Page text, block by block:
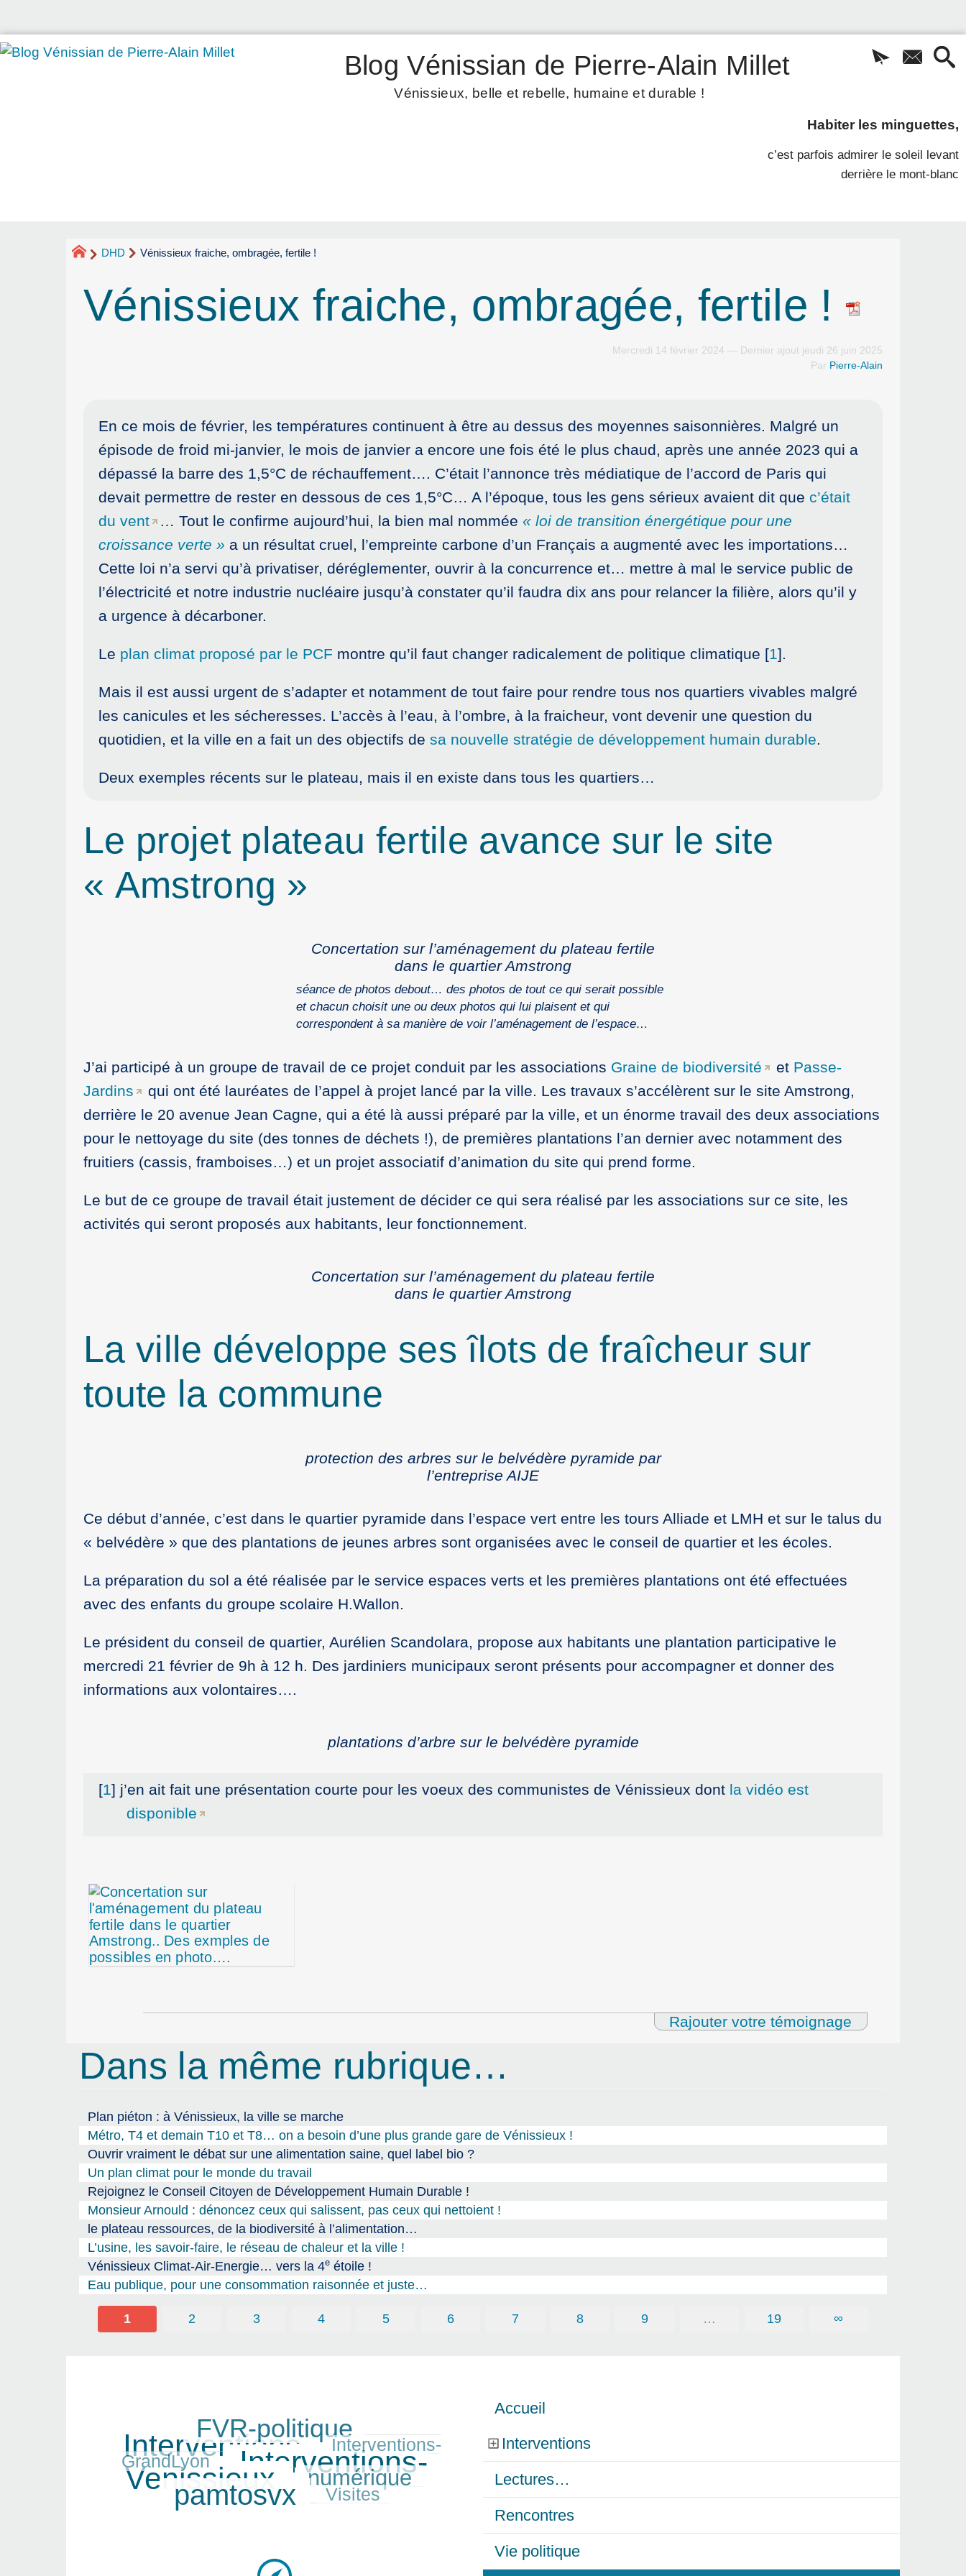
Blog Vénissian de Pierre-Alain Millet
Vénissieux, belle et rebelle, humaine et durable !
Habiter les minguettes,
c’est parfois admirer le soleil levant
derrière le mont-blanc
DHD Vénissieux fraiche, ombragée, fertile !
Vénissieux fraiche, ombragée, fertile !
Mercredi 14 février 2024 — Dernier ajout jeudi 26 juin 2025
Par Pierre-Alain
En ce mois de février, les températures continuent à être au dessus des moyennes saisonnières. Malgré un
épisode de froid mi-janvier, le mois de janvier a encore une fois été le plus chaud, après une année 2023 qui a
dépassé la barre des 1,5°C de réchauffement…. C’était l’annonce très médiatique de l’accord de Paris qui
devait permettre de rester en dessous de ces 1,5°C… A l’époque, tous les gens sérieux avaient dit que c’était
du vent
… Tout le confirme aujourd’hui, la bien mal nommée « loi de transition énergétique pour une
croissance verte » a un résultat cruel, l’empreinte carbone d’un Français a augmenté avec les importations…
Cette loi n’a servi qu’à privatiser, déréglementer, ouvrir à la concurrence et… mettre à mal le service public de
l’électricité et notre industrie nucléaire jusqu’à constater qu’il faudra dix ans pour relancer la filière, alors qu’il y
a urgence à décarboner.
Le plan climat proposé par le PCF montre qu’il faut changer radicalement de politique climatique [1].
Mais il est aussi urgent de s’adapter et notamment de tout faire pour rendre tous nos quartiers vivables malgré
les canicules et les sécheresses. L’accès à l’eau, à l’ombre, à la fraicheur, vont devenir une question du
quotidien, et la ville en a fait un des objectifs de sa nouvelle stratégie de développement humain durable.
Deux exemples récents sur le plateau, mais il en existe dans tous les quartiers…
Le projet plateau fertile avance sur le site
« Amstrong »
Concertation sur l’aménagement du plateau fertile
dans le quartier Amstrong
séance de photos debout… des photos de tout ce qui serait possible
et chacun choisit une ou deux photos qui lui plaisent et qui
correspondent à sa manière de voir l’aménagement de l’espace…
J’ai participé à un groupe de travail de ce projet conduit par les associations Graine de biodiversité et Passe-
Jardins
qui ont été lauréates de l’appel à projet lancé par la ville. Les travaux s’accélèrent sur le site Amstrong,
derrière le 20 avenue Jean Cagne, qui a été là aussi préparé par la ville, et un énorme travail des deux associations
pour le nettoyage du site (des tonnes de déchets !), de premières plantations l’an dernier avec notamment des
fruitiers (cassis, framboises…) et un projet associatif d’animation du site qui prend forme.
Le but de ce groupe de travail était justement de décider ce qui sera réalisé par les associations sur ce site, les
activités qui seront proposés aux habitants, leur fonctionnement.
Concertation sur l’aménagement du plateau fertile
dans le quartier Amstrong
La ville développe ses îlots de fraîcheur sur
toute la commune
protection des arbres sur le belvédère pyramide par
l’entreprise AIJE
Ce début d’année, c’est dans le quartier pyramide dans l’espace vert entre les tours Alliade et LMH et sur le talus du
« belvédère » que des plantations de jeunes arbres sont organisées avec le conseil de quartier et les écoles.
La préparation du sol a été réalisée par le service espaces verts et les premières plantations ont été effectuées
avec des enfants du groupe scolaire H.Wallon.
Le président du conseil de quartier, Aurélien Scandolara, propose aux habitants une plantation participative le
mercredi 21 février de 9h à 12 h. Des jardiniers municipaux seront présents pour accompagner et donner des
informations aux volontaires….
plantations d’arbre sur le belvédère pyramide
[1] j’en ait fait une présentation courte pour les voeux des communistes de Vénissieux dont la vidéo est
disponible
Rajouter votre témoignage
Dans la même rubrique…
Plan piéton : à Vénissieux, la ville se marche
Métro, T4 et demain T10 et T8… on a besoin d’une plus grande gare de Vénissieux !
Ouvrir vraiment le débat sur une alimentation saine, quel label bio ?
Un plan climat pour le monde du travail
Rejoignez le Conseil Citoyen de Développement Humain Durable !
Monsieur Arnould : dénoncez ceux qui salissent, pas ceux qui nettoient !
le plateau ressources, de la biodiversité à l’alimentation…
L’usine, les savoir-faire, le réseau de chaleur et la ville !
Vénissieux Climat-Air-Energie… vers la 4eétoile !
Eau publique, pour une consommation raisonnée et juste…
1 2 3 4 5 6 7 8 9 … 19 ∞
Accueil
Interventions
Lectures…
Rencontres
Vie politique
FVR-politique
Interventions
Interventions-
GrandLyon
319/338 Interventions-
Venissieux
184/338 numérique
293/338
pamtosvx Visites